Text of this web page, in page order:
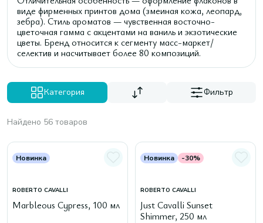
виде фирменных принтов дома (змеиная кожа, леопард,
зебра). Стиль ароматов — чувственная восточно-
цветочная гамма с акцентами на ваниль и экзотические
цветы. Бренд относится к сегменту масс-маркет/
селектив и насчитывает более 80 композиций.
Категория Фильтр
Найдено 56 товаров
Новинка
ROBERTO CAVALLI
Marbleous Cypress, 100 мл
Новинка -30%
ROBERTO CAVALLI
Just Cavalli Sunset
Shimmer, 250 мл